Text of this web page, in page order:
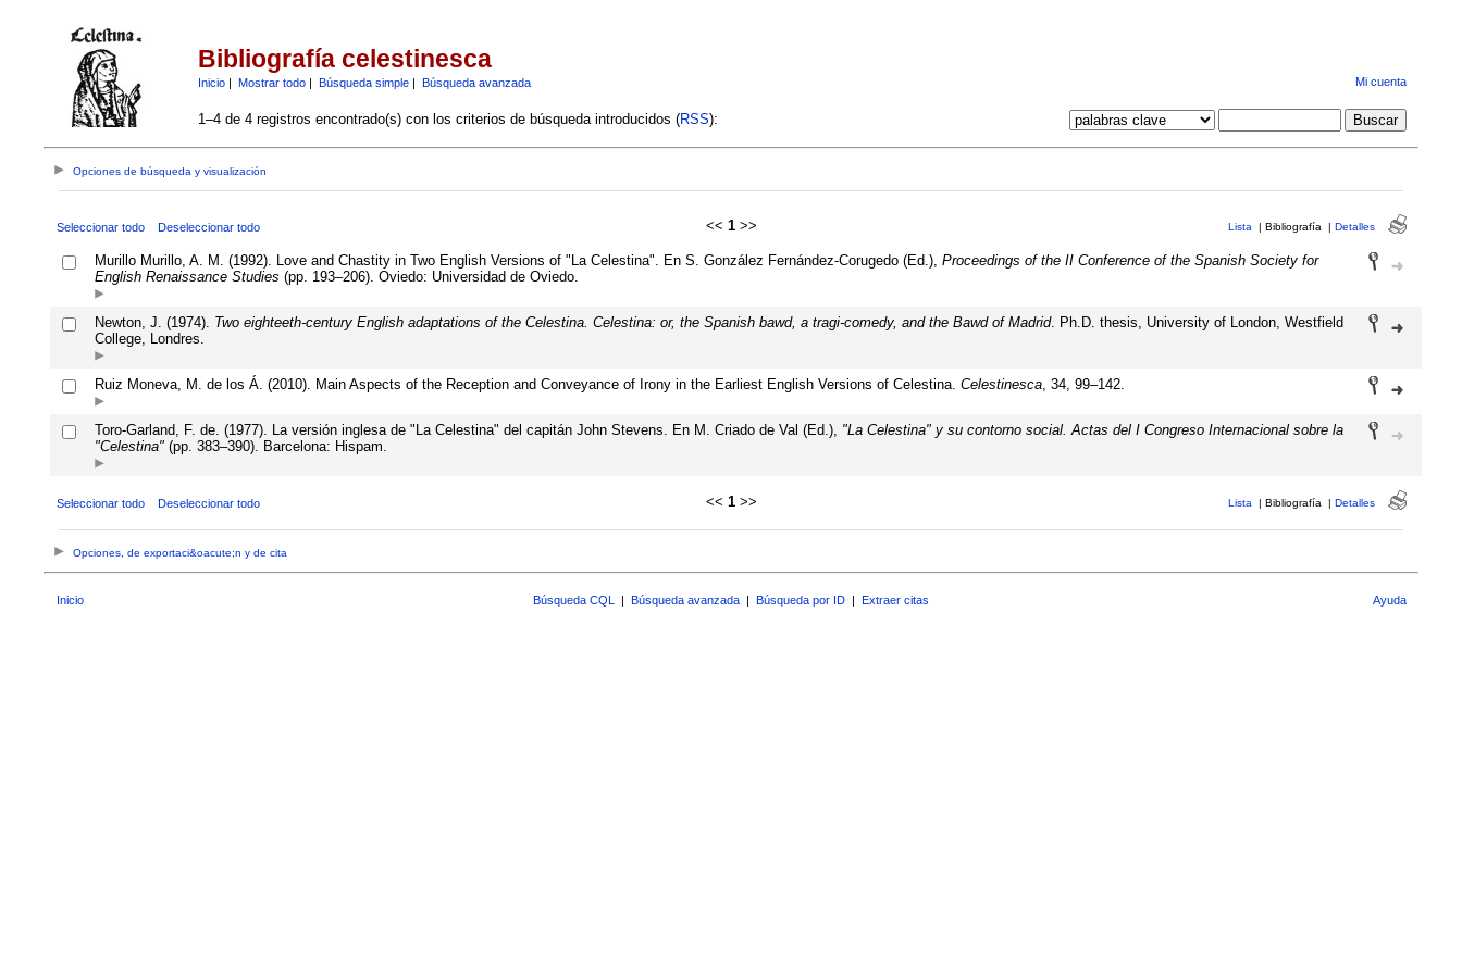
Bibliografía celestinesca
Inicio| Mostrar todo| Búsqueda simple| Búsqueda avanzada Mi cuenta
1–4 de 4 registros encontrado(s) con los criterios de búsqueda introducidos (RSS):
Opciones de búsqueda y visualización
Seleccionar todo Deseleccionar todo << 1>> Lista | Bibliografía | Detalles
Murillo Murillo, A. M. (1992). Love and Chastity in Two English Versions of "La Celestina". En S. González Fernández-Corugedo (Ed.), Proceedings of the II Conference of the Spanish Society for
English Renaissance Studies (pp. 193–206). Oviedo: Universidad de Oviedo.
Newton, J. (1974). Two eighteeth-century English adaptations of the Celestina. Celestina: or, the Spanish bawd, a tragi-comedy, and the Bawd of Madrid. Ph.D. thesis, University of London, Westfield
College, Londres.
Ruiz Moneva, M. de los Á. (2010). Main Aspects of the Reception and Conveyance of Irony in the Earliest English Versions of Celestina. Celestinesca, 34, 99–142.
Toro-Garland, F. de. (1977). La versión inglesa de "La Celestina" del capitán John Stevens. En M. Criado de Val (Ed.), "La Celestina" y su contorno social. Actas del I Congreso Internacional sobre la
"Celestina"(pp. 383–390). Barcelona: Hispam.
Seleccionar todo Deseleccionar todo << 1>> Lista | Bibliografía | Detalles
Opciones, de exportaci&oacute;n y de cita
Inicio Búsqueda CQL | Búsqueda avanzada | Búsqueda por ID | Extraer citas Ayuda